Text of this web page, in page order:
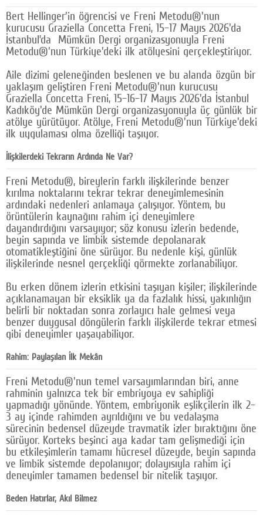
Bert Hellinger'in öğrencisi ve Freni Metodu®'nun
kurucusu Graziella Concetta Freni, 15–17 Mayıs 2026'da
İstanbul’da Mümkün Dergi organizasyonuyla Freni
Metodu®'nun Türkiye'deki ilk atölyesini gerçekleştiriyor.
Aile dizimi geleneğinden beslenen ve bu alanda özgün bir
yaklaşım geliştiren Freni Metodu®'nun kurucusu
Graziella Concetta Freni, 15–16–17 Mayıs 2026'da İstanbul
Kadıköy'de Mümkün Dergi organizasyonuyla üç günlük bir
atölye yürütüyor. Atölye, Freni Metodu®'nun Türkiye'deki
ilk uygulaması olma özelliği taşıyor.
İlişkilerdeki Tekrarın Ardında Ne Var?
Freni Metodu®, bireylerin farklı ilişkilerinde benzer
kırılma noktalarını tekrar tekrar deneyimlemesinin
ardındaki nedenleri anlamaya çalışıyor. Yöntem, bu
örüntülerin kaynağını rahim içi deneyimlere
dayandırdığını varsayıyor; söz konusu izlerin bedende,
beyin sapında ve limbik sistemde depolanarak
otomatikleştiğini öne sürüyor. Bu nedenle kişi, günlük
ilişkilerinde nesnel gerçekliği görmekte zorlanabiliyor.
Bu erken dönem izlerin etkisini taşıyan kişiler; ilişkilerinde
açıklanamayan bir eksiklik ya da fazlalık hissi, yakınlığın
belirli bir noktadan sonra zorlayıcı hale gelmesi veya
benzer duygusal döngülerin farklı ilişkilerde tekrar etmesi
gibi deneyimler yaşayabiliyor.
Rahim: Paylaşılan İlk Mekân
Freni Metodu®'nun temel varsayımlarından biri, anne
rahminin yalnızca tek bir embriyoya ev sahipliği
yapmadığı yönünde. Yöntem, embriyonik eşlikçilerin ilk 2–
3 ay içinde rahimden ayrıldığını ve bu vedalaşma
sürecinin bedensel düzeyde travmatik izler bıraktığını öne
sürüyor. Korteks beşinci aya kadar tam gelişmediği için
bu etkileşimlerin tamamı hücresel düzeyde, beyin sapında
ve limbik sistemde depolanıyor; dolayısıyla rahim içi
deneyimler tamamen bedensel bir nitelik taşıyor.
Beden Hatırlar, Akıl Bilmez